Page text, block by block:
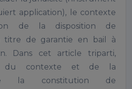
application), le contexte
de la disposition de
titre de garantie en bail à
Dans cet article triparti,
du contexte et de la
la constitution de